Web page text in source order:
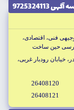
9725324113
فنى، اقتصادى،
حين ساخت
خيابان رودبار غربى،
26408120
26408121